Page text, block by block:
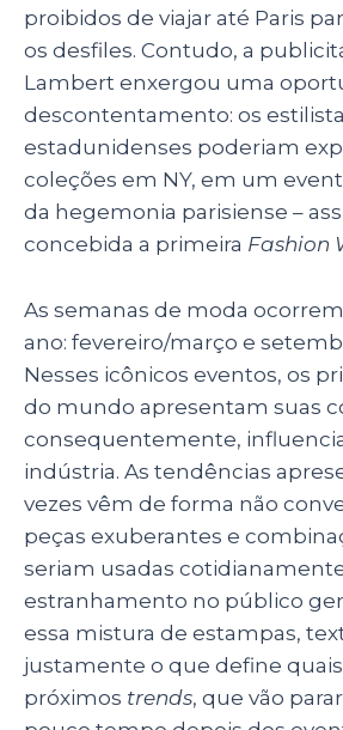
proibidos de viajar até Paris
os desfiles. Contudo, a
Lambert enxergou uma
descontentamento: os
estadunidenses poderiam
coleções em NY, em um
da hegemonia parisiense –
concebida a primeira Fashion
As semanas de moda
ano: fevereiro/março e
Nesses icônicos eventos, os
do mundo apresentam suas
consequentemente,
indústria. As tendências
vezes vêm de forma não
peças exuberantes e
seriam usadas
estranhamento no público
essa mistura de estampas,
justamente o que define quais
próximos trends, que vão